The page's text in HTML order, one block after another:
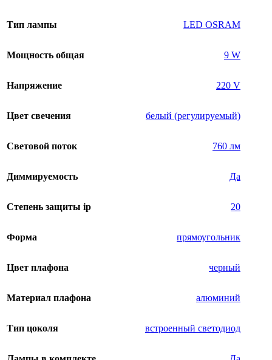
Тип лампы LED OSRAM
Мощность общая 9 W
Напряжение 220 V
Цвет свечения белый (регулируемый)
Световой поток 760 лм
Диммируемость Да
Степень защиты ip 20
Форма прямоугольник
Цвет плафона черный
Материал плафона алюминий
Тип цоколя встроенный светодиод